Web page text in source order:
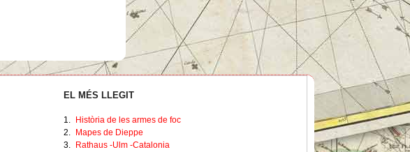
EL MÉS LLEGIT
1.
Història de les armes de foc
2.
Mapes de Dieppe
3.
Rathaus -Ulm -Catalonia